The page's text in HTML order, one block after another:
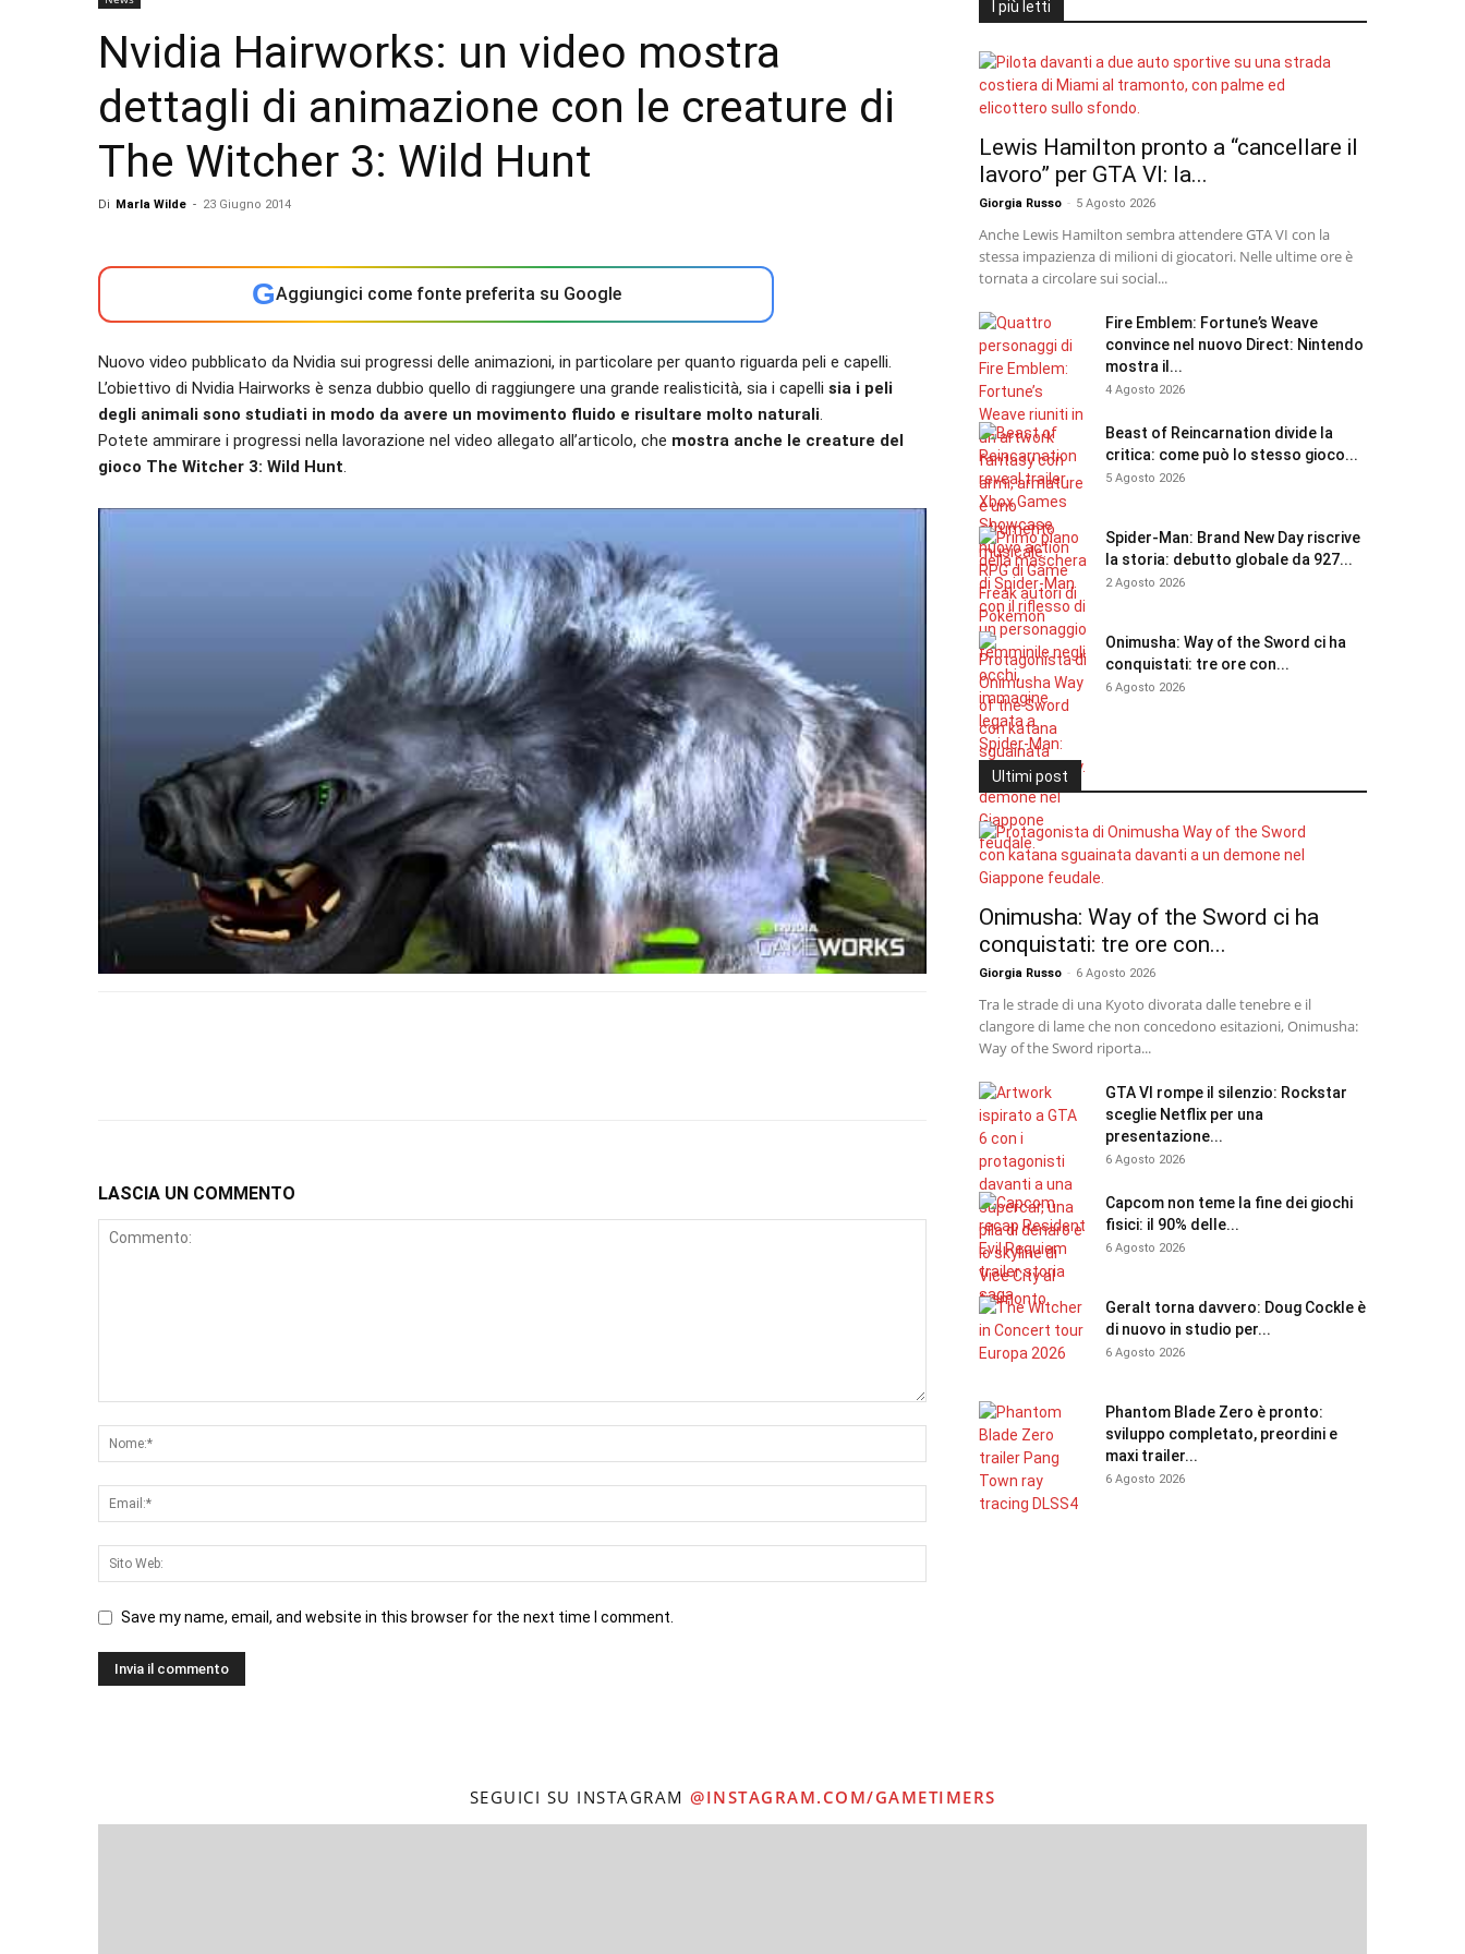
Nvidia Hairworks: un video mostra
dettagli di animazione con le creature di
The Witcher 3: Wild Hunt
Di Marla Wilde - 23 Giugno 2014
GAggiungici come fonte preferita su Google
Nuovo video pubblicato da Nvidia sui progressi delle animazioni, in particolare per quanto riguarda peli e capelli.
L’obiettivo di Nvidia Hairworks è senza dubbio quello di raggiungere una grande realisticità, sia i capelli sia i peli
degli animali sono studiati in modo da avere un movimento fluido e risultare molto naturali.
Potete ammirare i progressi nella lavorazione nel video allegato all’articolo, che mostra anche le creature del
gioco The Witcher 3: Wild Hunt.
LASCIA UN COMMENTO
Save my name, email, and website in this browser for the next time I comment.
I più letti
Lewis Hamilton pronto a “cancellare il
lavoro” per GTA VI: la...
Giorgia Russo - 5 Agosto 2026
Anche Lewis Hamilton sembra attendere GTA VI con la
stessa impazienza di milioni di giocatori. Nelle ultime ore è
tornata a circolare sui social...
Fire Emblem: Fortune’s Weave
convince nel nuovo Direct: Nintendo
mostra il...
4 Agosto 2026
Beast of Reincarnation divide la
critica: come può lo stesso gioco...
5 Agosto 2026
Spider-Man: Brand New Day riscrive
la storia: debutto globale da 927...
2 Agosto 2026
Onimusha: Way of the Sword ci ha
conquistati: tre ore con...
6 Agosto 2026
Ultimi post
Onimusha: Way of the Sword ci ha
conquistati: tre ore con...
Giorgia Russo - 6 Agosto 2026
Tra le strade di una Kyoto divorata dalle tenebre e il
clangore di lame che non concedono esitazioni, Onimusha:
Way of the Sword riporta...
GTA VI rompe il silenzio: Rockstar
sceglie Netflix per una
presentazione...
6 Agosto 2026
Capcom non teme la fine dei giochi
fisici: il 90% delle...
6 Agosto 2026
Geralt torna davvero: Doug Cockle è
di nuovo in studio per...
6 Agosto 2026
Phantom Blade Zero è pronto:
sviluppo completato, preordini e
maxi trailer...
6 Agosto 2026
SEGUICI SU INSTAGRAM @INSTAGRAM.COM/GAMETIMERS